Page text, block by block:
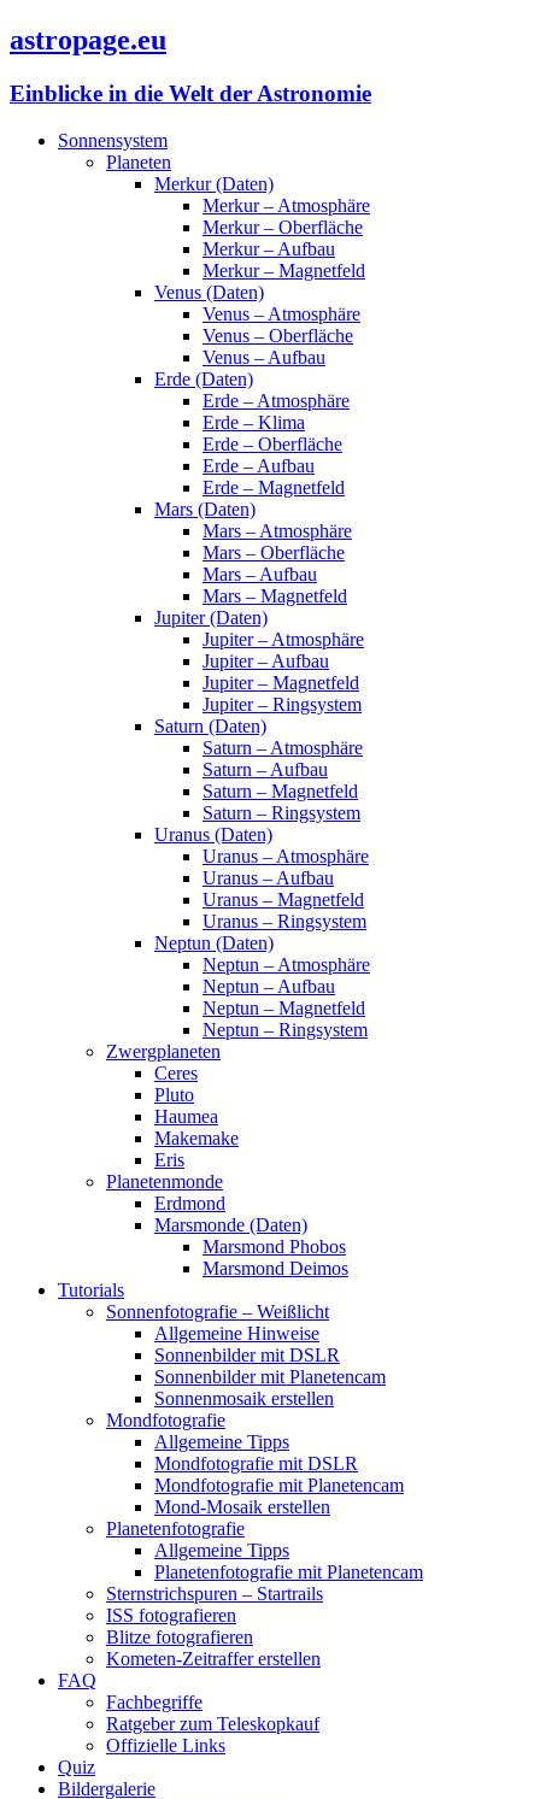
astropage.eu
Einblicke in die Welt der Astronomie
Sonnensystem
Planeten
Merkur (Daten)
Merkur – Atmosphäre
Merkur – Oberfläche
Merkur – Aufbau
Merkur – Magnetfeld
Venus (Daten)
Venus – Atmosphäre
Venus – Oberfläche
Venus – Aufbau
Erde (Daten)
Erde – Atmosphäre
Erde – Klima
Erde – Oberfläche
Erde – Aufbau
Erde – Magnetfeld
Mars (Daten)
Mars – Atmosphäre
Mars – Oberfläche
Mars – Aufbau
Mars – Magnetfeld
Jupiter (Daten)
Jupiter – Atmosphäre
Jupiter – Aufbau
Jupiter – Magnetfeld
Jupiter – Ringsystem
Saturn (Daten)
Saturn – Atmosphäre
Saturn – Aufbau
Saturn – Magnetfeld
Saturn – Ringsystem
Uranus (Daten)
Uranus – Atmosphäre
Uranus – Aufbau
Uranus – Magnetfeld
Uranus – Ringsystem
Neptun (Daten)
Neptun – Atmosphäre
Neptun – Aufbau
Neptun – Magnetfeld
Neptun – Ringsystem
Zwergplaneten
Ceres
Pluto
Haumea
Makemake
Eris
Planetenmonde
Erdmond
Marsmonde (Daten)
Marsmond Phobos
Marsmond Deimos
Tutorials
Sonnenfotografie – Weißlicht
Allgemeine Hinweise
Sonnenbilder mit DSLR
Sonnenbilder mit Planetencam
Sonnenmosaik erstellen
Mondfotografie
Allgemeine Tipps
Mondfotografie mit DSLR
Mondfotografie mit Planetencam
Mond-Mosaik erstellen
Planetenfotografie
Allgemeine Tipps
Planetenfotografie mit Planetencam
Sternstrichspuren – Startrails
ISS fotografieren
Blitze fotografieren
Kometen-Zeitraffer erstellen
FAQ
Fachbegriffe
Ratgeber zum Teleskopkauf
Offizielle Links
Quiz
Bildergalerie